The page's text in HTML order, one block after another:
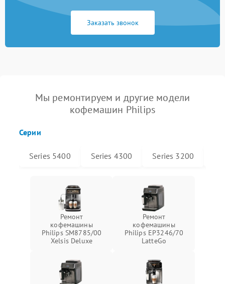
Заказать звонок
Мы ремонтируем и другие модели
кофемашин Philips
Серии
Series 5400 Series 4300 Series 3200
Ремонт
кофемашины
Philips SM8785/00
Xelsis Deluxe
Ремонт
кофемашины
Philips EP3246/70
LatteGo